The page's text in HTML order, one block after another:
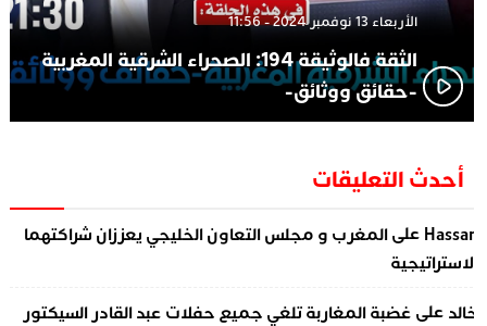
الأربعاء 13 نوفمبر 2024 - 11:56
الثقة فالوثيقة 194: الصحراء الشرقية المغربية
-حقائق ووثائق-
أحدث التعليقات
علىالمغرب و مجلس التعاون الخليجي يعززان شراكتهما
علىغضبة المغاربة تلغي جميع حفلات عبد القادر السيكتور